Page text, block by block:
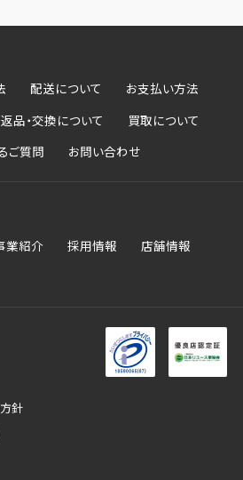
配送について お支払い方法
返品・交換について 買取について
ご質問 お問い合わせ
業紹介 採用情報 店舗情報
針